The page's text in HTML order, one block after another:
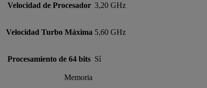
Velocidad de Procesador 3,20 GHz
Velocidad Turbo Máxima 5,60 GHz
Procesamiento de 64 bits Sí
Memoria